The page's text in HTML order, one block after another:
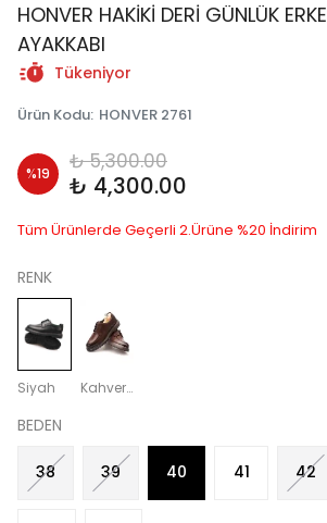
HONVER HAKİKİ DERİ GÜNLÜK
AYAKKABI
Tükeniyor
Ürün Kodu: HONVER 2761
%19 ₺ 5,300.00
₺ 4,300.00
Tüm Ürünlerde Geçerli 2.Ürüne %20 İndirim
RENK
Siyah Kahverengi
BEDEN
38 39 40 41 42